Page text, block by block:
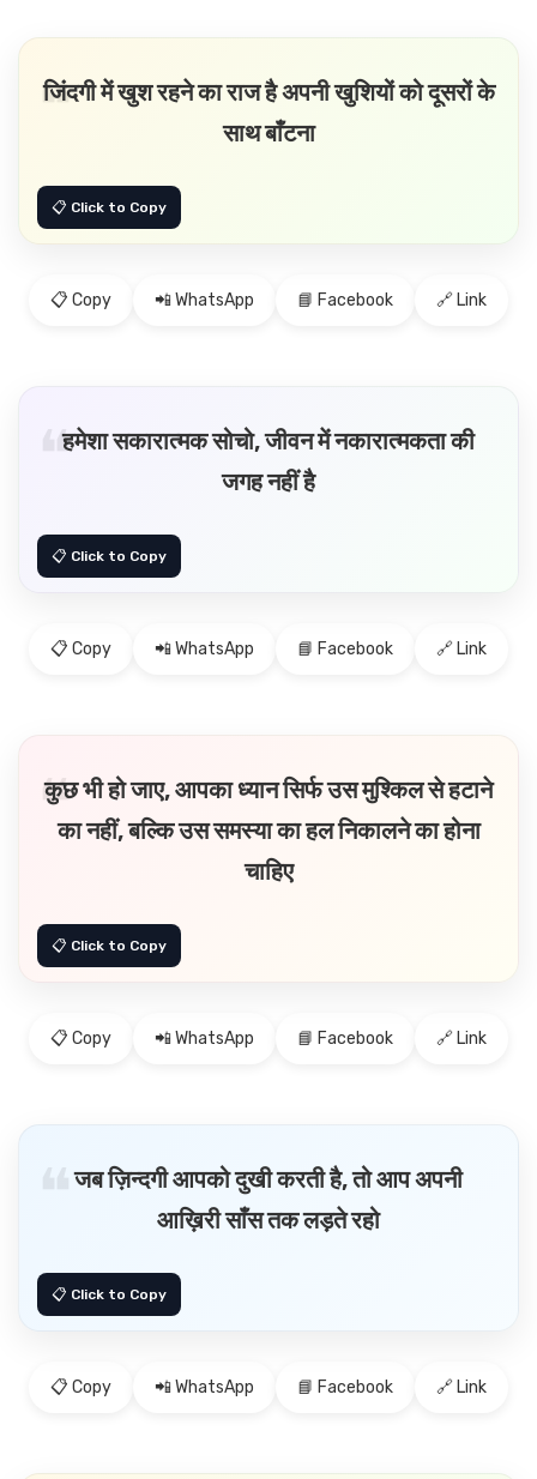
जिंदगी में खुश रहने का राज है अपनी खुशियों को दूसरों के
साथ बाँटना
📋 Copy 📲 WhatsApp 📘 Facebook 🔗 Link
हमेशा सकारात्मक सोचो, जीवन में नकारात्मकता की
जगह नहीं है
📋 Copy 📲 WhatsApp 📘 Facebook 🔗 Link
कुछ भी हो जाए, आपका ध्यान सिर्फ उस मुश्किल से हटाने
का नहीं, बल्कि उस समस्या का हल निकालने का होना
चाहिए
📋 Copy 📲 WhatsApp 📘 Facebook 🔗 Link
जब ज़िन्दगी आपको दुखी करती है, तो आप अपनी
आख़िरी साँस तक लड़ते रहो
📋 Copy 📲 WhatsApp 📘 Facebook 🔗 Link